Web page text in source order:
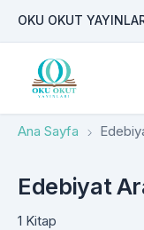
OKU OKUT
Ana Sayfa
Edebiyat
1 Kitap